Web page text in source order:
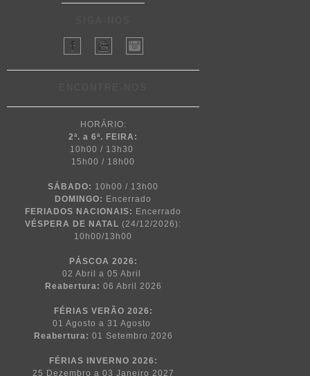
HORÁRIO:
2ª. a 6ª. FEIRA:
10h00 / 13h30
15h00 / 18h00
SÁBADO: 10h00 / 13h00
DOMINGO: Encerrado
FERIADOS NACIONAIS: Encerrado
VÉSPERA DE NATAL (24/12/2026):
10h00/13h00
PÁSCOA 2026:
02 Abril a 05 Abril
Reabertura: 06 Abril 2026
FÉRIAS VERÃO 2026:
01 Agosto a 31 Agosto
Reabertura: 01 Setembro 2026
FÉRIAS INVERNO 2026:
25 Dezembro a 03 Janeiro 2027